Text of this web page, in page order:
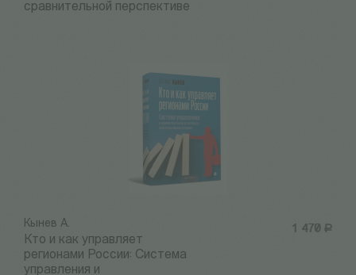
сравнительной перспективе
1 470 Р
Кынев А.
Кто и как управляет
регионами России: Система
управления и